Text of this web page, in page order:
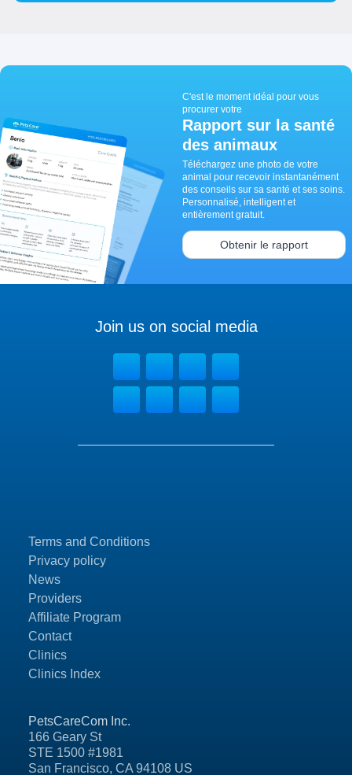
C'est le moment idéal pour vous
procurer votre
Rapport sur la santé
des animaux
Téléchargez une photo de votre
animal pour recevoir instantanément
des conseils sur sa santé et ses soins.
Personnalisé, intelligent et
entièrement gratuit.
Obtenir le rapport
PetsCareCom Inc.
166 Geary St
STE 1500 #1981
San Francisco, CA 94108 US
Terms and Conditions
Privacy policy
News
Providers
Affiliate Program
Contact
Clinics
Clinics Index
Join us on social media